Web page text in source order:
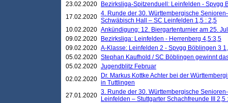
23.02.2020
Bezirksliga-Spitzenduell: Leinfelden - Spvgg
17.02.2020 4. Runde der 30. Württembergische
Schwäbisch Hall – SC Leinfelden 1,5 : 2,5
10.02.2020 Ankündigung: 12. Biergartenturnier am 25.
09.02.2020
Bezirksliga: Leinfelden - Herrenberg 4,5:3,5
09.02.2020 A-Klasse: Leinfelden 2 - Spvgg Böblingen 3
05.02.2020 Stephan Kaufhold / SC Böblingen gewinnt
05.02.2020 Jugendblitz Februar
02.02.2020
Dr. Markus Kottke Achter bei der
in Tuttlingen
27.01.2020 3. Runde der 30. Württembergische
Leinfelden – Stuttgarter Schachfreunde III 2,5